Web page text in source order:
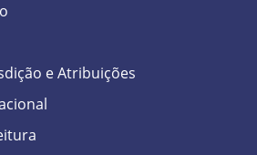
e Atribuições